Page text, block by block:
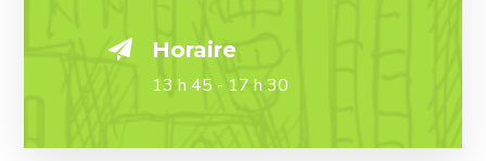
Horaire
13 h 45 - 17 h 30